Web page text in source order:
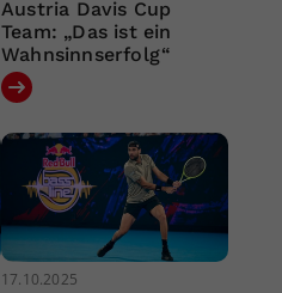
Austria Davis Cup
Team: „Das ist ein
Wahnsinnserfolg“
17.10.2025